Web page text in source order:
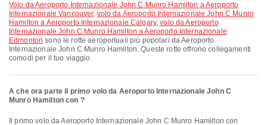
volo da Aeroporto Internazionale John C Munro Hamilton a Aeroporto
Internazionale Vancouver, volo da Aeroporto Internazionale John C Munro
Hamilton a Aeroporto Internazionale Calgary,volo da Aeroporto
Internazionale John C Munro Hamilton a Aeroporto Internazionale
Edmonton sono le rotte aeroportuali più popolari da Aeroporto
Internazionale John C Munro Hamilton. Queste rotte offrono collegamenti
comodi per il tuo viaggio.
A che ora parte il primo volo da Aeroporto Internazionale John C
Munro Hamilton con ?